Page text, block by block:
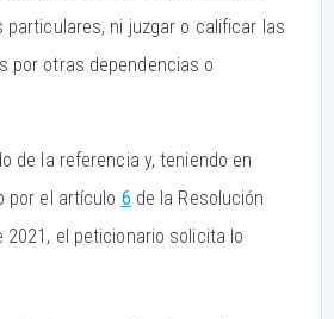
particulares, ni juzgar o calificar las
por otras dependencias o
de la referencia y, teniendo en
por el artículo 6 de la Resolución
2021, el peticionario solicita lo